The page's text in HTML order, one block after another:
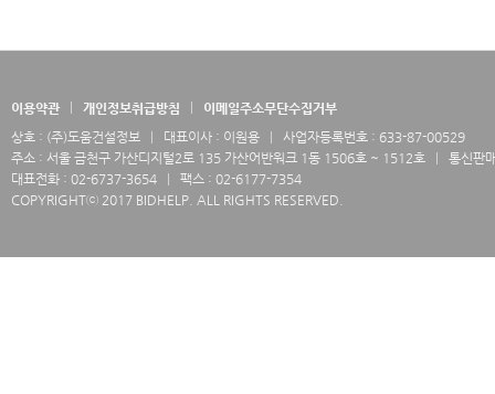
이용약관 개인정보취급방침
이메일주소무단수집거부
상호 : (주)도움건설정보
대표이사 : 이원용
사업자등록번호 : 633-87-00529
주소 : 서울 금천구 가산디지털2로 135 가산어반워크 1동 1506호 ~ 1512호
통신판
대표전화 : 02-6737-3654
팩스 : 02-6177-7354
COPYRIGHTⓒ 2017 BIDHELP. ALL RIGHTS RESERVED.